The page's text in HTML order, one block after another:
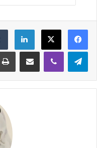
تيلقرام ڤايبر مشاركة عبر البريد